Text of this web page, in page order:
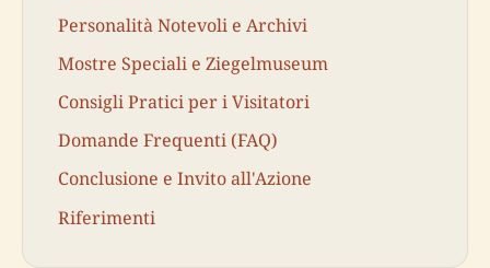
Personalità Notevoli e Archivi
Mostre Speciali e Ziegelmuseum
Consigli Pratici per i Visitatori
Domande Frequenti (FAQ)
Conclusione e Invito all'Azione
Riferimenti